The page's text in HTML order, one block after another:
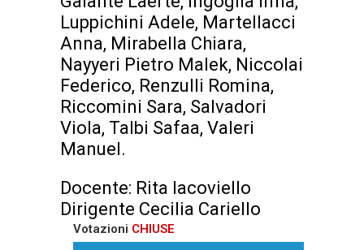
Luppichini Adele, Martellacci
Anna, Mirabella Chiara,
Nayyeri Pietro Malek, Niccolai
Federico, Renzulli Romina,
Riccomini Sara, Salvadori
Viola, Talbi Safaa, Valeri
Manuel.
Docente: Rita Iacoviello
Dirigente Cecilia Cariello
Votazioni CHIUSE